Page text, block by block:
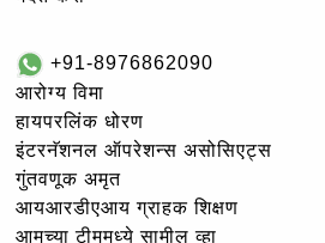
+91-8976862090
आरोग्य विमा
हायपरलिंक धोरण
इंटरनॅशनल ऑपरेशन्स असोसिएट्स
गुंतवणूक अमृत
आयआरडीएआय ग्राहक शिक्षण
आमच्या टीममध्ये सामील व्हा